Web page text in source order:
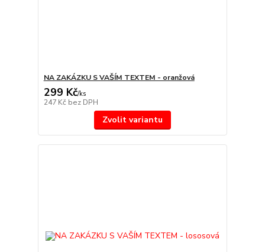
NA ZAKÁZKU S VAŠÍM TEXTEM - oranžová
299 Kč/ks
247 Kč bez DPH
Zvolit variantu